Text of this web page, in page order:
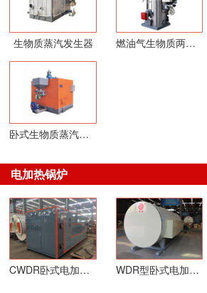
生物质蒸汽发生器 燃油气生物质两用蒸汽
卧式生物质蒸汽发生器
电加热锅炉
CWDR卧式电加热热水锅炉 WDR型卧式电加热蒸汽锅炉